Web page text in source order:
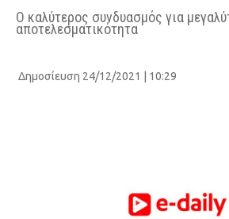
Viral
City Guide
Ο καλύτερος συνδυασμός για
αποτελεσματικότητα
Δημοσίευση 24/12/2021 | 10:29